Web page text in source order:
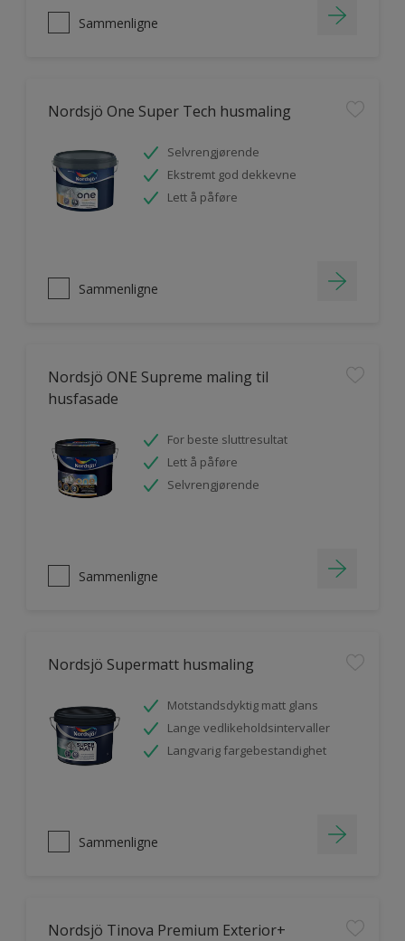
Sammenligne
Nordsjö One Super Tech husmaling
Selvrengjørende
Ekstremt god dekkevne
Lett å påføre
Sammenligne
Nordsjö ONE Supreme maling til
husfasade
For beste sluttresultat
Lett å påføre
Selvrengjørende
Sammenligne
Nordsjö Supermatt husmaling
Motstandsdyktig matt glans
Lange vedlikeholdsintervaller
Langvarig fargebestandighet
Sammenligne
Nordsjö Tinova Premium Exterior+